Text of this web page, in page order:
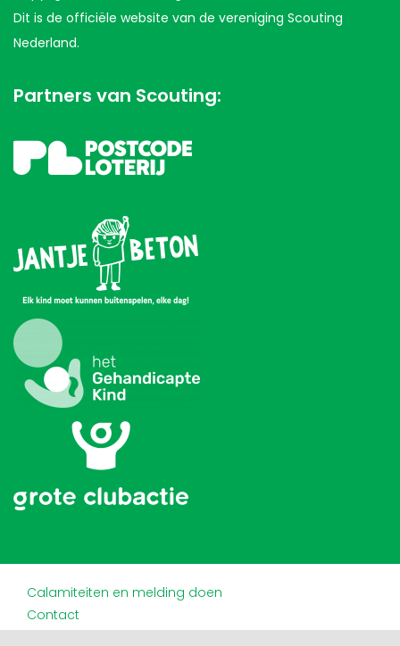
Dit is de officiële website van de vereniging Scouting
Nederland.
Partners van Scouting:
Calamiteiten en melding doen
Contact